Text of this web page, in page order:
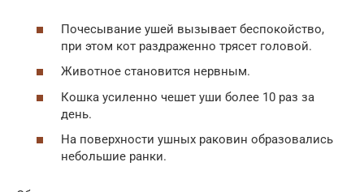
Почесывание ушей вызывает беспокойство,
при этом кот раздраженно трясет головой.
Животное становится нервным.
Кошка усиленно чешет уши более 10 раз за
день.
На поверхности ушных раковин образовались
небольшие ранки.